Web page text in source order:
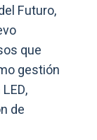
Futuro,
que
gestión
de